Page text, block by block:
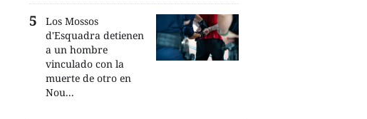
Los Mossos
d'Esquadra detienen
a un hombre
vinculado con la
muerte de otro en
Nou...